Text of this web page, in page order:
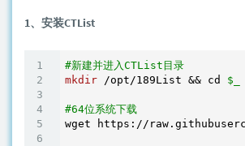
1、安装CTList
#新建并进入CTList目录
mkdir /opt/189List && cd $_
#64位系统下载
wget https://